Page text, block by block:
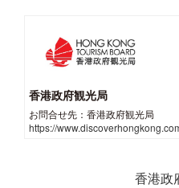
香港政府観光局
お問合せ先：香港政府観光局
https://
香港政